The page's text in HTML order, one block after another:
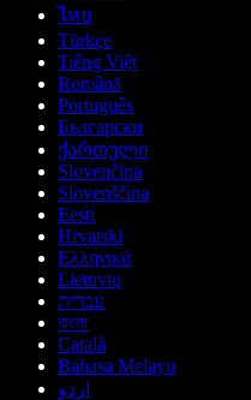
ไทย
Türkçe
Tiếng Việt
Română
Português
Български
ქართული
Slovenčina
Slovenščina
Eesti
Hrvatski
Ελληνικά
Lietuvių
עברית
বাংলা
Català
Bahasa Melayu
اردو